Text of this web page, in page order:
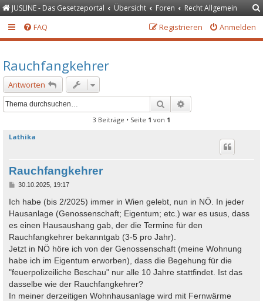
JUSLINE - Das Gesetzeportal Übersicht Foren Recht Allgemein
FAQ Anmelden
Registrieren
Rauchfangkehrer
Antworten
Suche
3 Beiträge • Seite 1 von 1
Lathika
Rauchfangkehrer
B
i
t
r
g
30.10.2025, 19:17
Ich habe (bis 2/2025) immer in Wien gelebt, nun in NÖ. In jeder
Hausanlage (Genossenschaft; Eigentum; etc.) war es usus, dass
es einen Hausaushang gab, der die Termine für den
Rauchfangkehrer bekanntgab (3-5 pro Jahr).
Jetzt in NÖ höre ich von der Genossenschaft (meine Wohnung
habe ich im Eigentum erworben), dass die Begehung für die
"feuerpolizeiliche Beschau" nur alle 10 Jahre stattfindet. Ist das
dasselbe wie der Rauchfangkehrer?
In meiner derzeitigen Wohnhausanlage wird mit Fernwärme